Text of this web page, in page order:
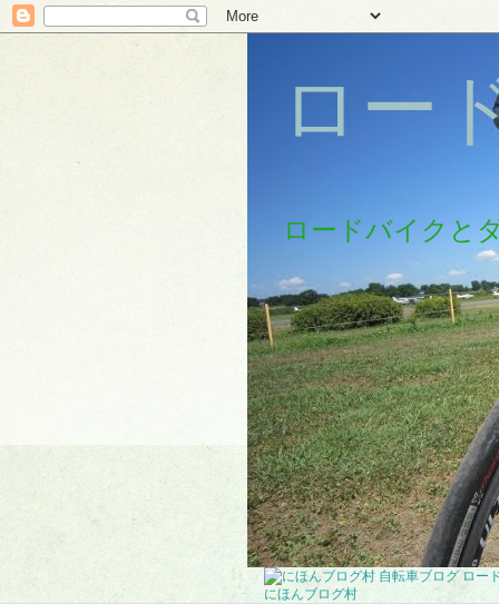
ロー
ロードバイクと
にほんブログ村